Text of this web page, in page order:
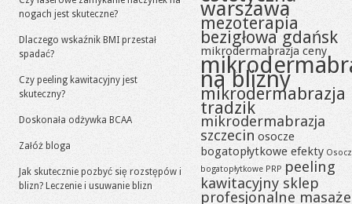
nogach jest skuteczne?
Dlaczego wskaźnik BMI przestał
spadać?
Czy peeling kawitacyjny jest
skuteczny?
Doskonała odżywka BCAA
Załóż bloga
Jak skutecznie pozbyć się rozstępów i
blizn? Leczenie i usuwanie blizn
warszawa
mezoterapia
bezigłowa gdańsk
mikrodermabrazja ceny
na blizny
mikrodermabrazja
tradzik
mikrodermabrazja
szczecin osocze
bogatopłytkowe efekty
bogatopłytkowe PRP peeling
kawitacyjny sklep
profesjonalne masaże